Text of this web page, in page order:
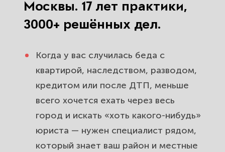
Помощь юриста после ДТП в
районе Таганский. Взыщем
Споры с банками, кредиты и долги
для жителей района. Снизим долг
и защитим от давления.
Сделки с недвижимостью и
новостройками в ЦАО. Проверим и
защитим вашу покупку квартиры.
Москвы. 17 лет практики,
3000+ решённых дел.
Когда у вас случилась беда с
квартирой, наследством, разводом,
кредитом или после ДТП, меньше
всего хочется ехать через весь
город и искать «хоть какого-нибудь»
юриста — нужен специалист рядом,
который знает ваш район и местные